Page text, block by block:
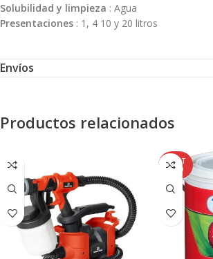
Solubilidad y limpieza : Agua
Presentaciones : 1, 4 10 y 20 litros
Envíos
Productos relacionados
AGOT
ADO